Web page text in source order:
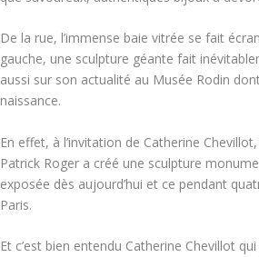
De la rue, l’immense baie vitrée se fait
gauche, une sculpture géante fait
aussi sur son actualité au Musée Rodin
naissance.
En effet, à l’invitation de Catherine
Patrick Roger a créé une sculpture
exposée dès aujourd’hui et ce pendant
Paris.
Et c’est bien entendu Catherine Chevillot